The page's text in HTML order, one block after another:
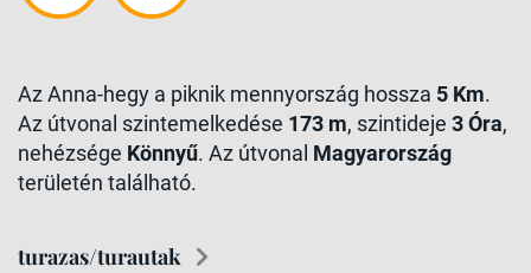
Az Anna-hegy a piknik mennyország hossza 5 Km.
Az útvonal szintemelkedése 173 m, szintideje 3 Óra,
nehézsége Könnyű. Az útvonal Magyarország
területén található.
turazas/turautak